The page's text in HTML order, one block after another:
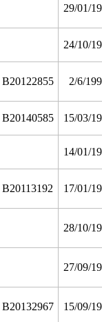
29/01/
24/10/
B20122855 2/6/
B20140585 15/03/
14/01/
B20113192 17/01/
28/10/
27/09/
B20132967 15/09/